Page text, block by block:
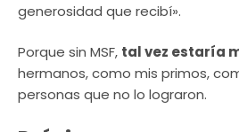
generosidad que recibí».
Porque sin MSF, tal vez estaría
hermanos, como mis primos,
personas que no lo lograron.